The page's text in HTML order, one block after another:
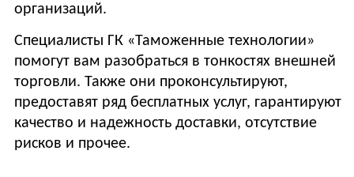
организаций.
Специалисты ГК «Таможенные технологии»
помогут вам разобраться в тонкостях внешней
торговли. Также они проконсультируют,
предоставят ряд бесплатных услуг, гарантируют
качество и надежность доставки, отсутствие
рисков и прочее.